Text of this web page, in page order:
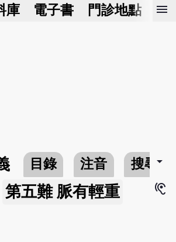
庫 電子書 門診地點 預
menu
目錄 注音 搜尋arrow_drop_down
第五難 脈有輕重
hearing